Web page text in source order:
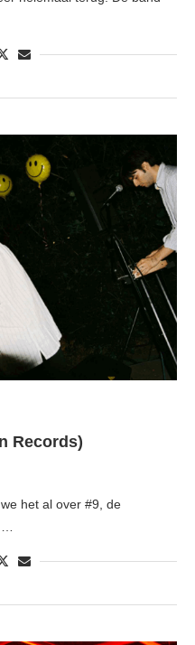
Records)
het al over #9, de
…